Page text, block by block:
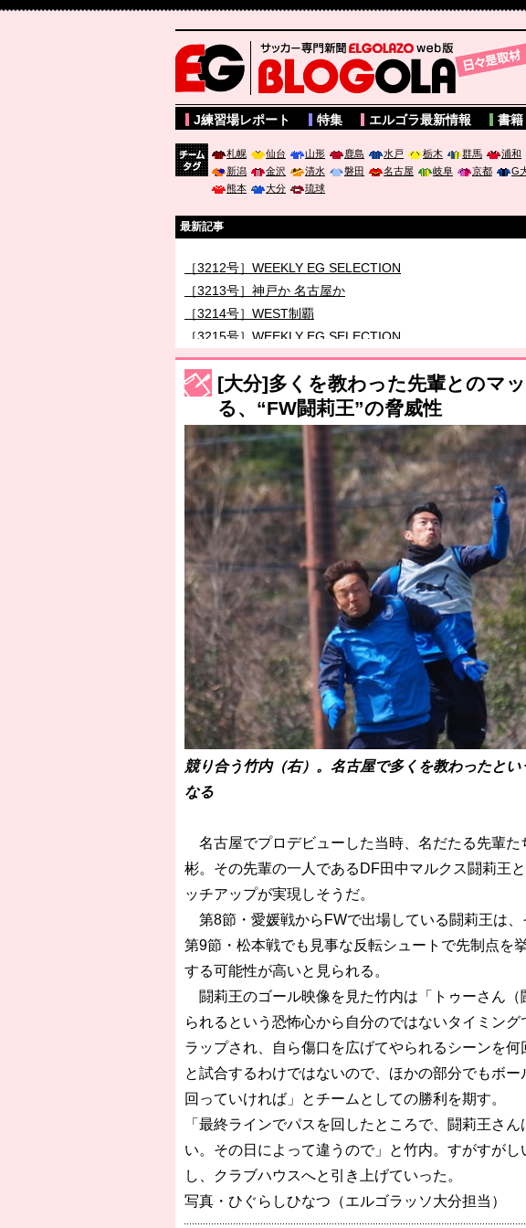
サッカー専門新聞ELGOLAZO web版 BLOGOLA
J練習場レポート 特集 エルゴラ最新情報 書籍
札幌 仙台 山形 鹿島 水戸 栃木 群馬 浦和
新潟
金沢 清水 磐田 名古屋 岐阜 京都 G
熊本
大分 琉球
最新記事
［3212号］WEEKLY EG SELECTION
［3213号］神戸か 名古屋か
［3215号］WEEKLY EG SELECTION
［3216号］行く末占うラストワン
［3217号］最高の景色へ出国
［3218号］WEEKLY EG SELECTION
［3219号］特別な覇者へ 大逆転か連破か
［3220号］伝説の王者、黄金のシャーレ
[大分]多くを教わった先輩とのマ
る、“FW闘莉王”の脅威性
競り合う竹内（右）。名古屋で多くを教わったと
なる
名古屋でプロデビューした当時、名だたる先輩
彬。その先輩の一人であるDF田中マルクス闘莉王
ッチアップが実現しそうだ。
第8節・愛媛戦からFWで出場している闘莉王は、
第9節・松本戦でも見事な反転シュートで先制点を
する可能性が高いと見られる。
闘莉王のゴール映像を見た竹内は「トゥーさん
られるという恐怖心から自分のではないタイミン
ラップされ、自ら傷口を広げてやられるシーンを
と試合するわけではないので、ほかの部分でもボ
回っていければ」とチームとしての勝利を期す。
「最終ラインでパスを回したところで、闘莉王さ
い。その日によって違うので」と竹内。すがすが
し、クラブハウスへと引き上げていった。
写真・ひぐらしひなつ（エルゴラッソ大分担当）